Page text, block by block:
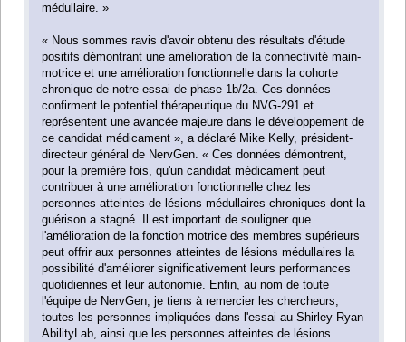
médullaire. »
« Nous sommes ravis d'avoir obtenu des résultats d'étude
positifs démontrant une amélioration de la connectivité main-
motrice et une amélioration fonctionnelle dans la cohorte
chronique de notre essai de phase 1b/2a. Ces données
confirment le potentiel thérapeutique du NVG-291 et
représentent une avancée majeure dans le développement de
ce candidat médicament », a déclaré Mike Kelly, président-
directeur général de NervGen. « Ces données démontrent,
pour la première fois, qu'un candidat médicament peut
contribuer à une amélioration fonctionnelle chez les
personnes atteintes de lésions médullaires chroniques dont la
guérison a stagné. Il est important de souligner que
l'amélioration de la fonction motrice des membres supérieurs
peut offrir aux personnes atteintes de lésions médullaires la
possibilité d'améliorer significativement leurs performances
quotidiennes et leur autonomie. Enfin, au nom de toute
l'équipe de NervGen, je tiens à remercier les chercheurs,
toutes les personnes impliquées dans l'essai au Shirley Ryan
AbilityLab, ainsi que les personnes atteintes de lésions